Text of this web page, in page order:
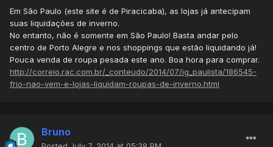
Em São Paulo (este site é de Piracicaba), as lojas já antecipam
suas liquidações de inverno.
No entanto, não é somente em São Paulo! Basta andar pelo
centro de Porto Alegre e nos shoppings que estão liquidando já!
Pouca venda de roupa pesada este ano. Boa hora para comprar.
http://correio.rac.com.br/_conteudo/2014/07/ig_paulista/186545-
frio-nao-vem-e-lojas-liquidam-roupas-de-inverno.html
Bruno